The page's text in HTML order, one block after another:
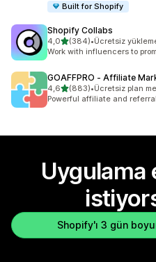
Built for Shopify
Shopify Collabs
4,05 yıldız üzerinden
(384)
toplam 384 değerlendirme
•Ücretsiz
Work with influencers to
GOAFFPRO ‑ Affiliate
4,65 yıldız üzerinden
(883)
toplam 883 değerlendirme
•Ücretsiz plan
Powerful affiliate and
Uygulama
Shopify'ı 3 gün